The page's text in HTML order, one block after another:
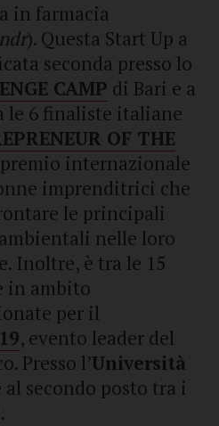
in farmacia
ndr). Questa Start Up a
seconda presso lo
CAMP di Bari e a
le 6 finaliste italiane
OF THE
internazionale
imprenditrici che
le principali
nelle loro
Inoltre, è tra le 15
in ambito
per il
, evento leader del
Presso l’Università
al secondo posto tra i